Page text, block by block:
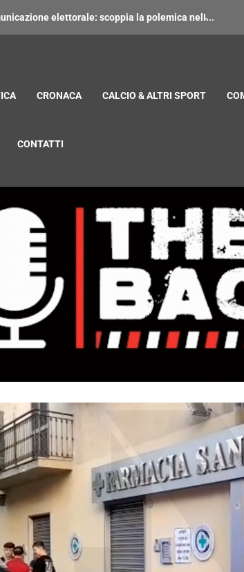
elettorale: scoppia la polemica nell̵...
CRONACA CALCIO & ALTRI SPORT
CONTATTI